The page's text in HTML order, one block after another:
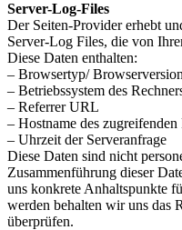
Server-Log-Files
Der Seiten-Provider erhebt
Server-Log Files, die von
Diese Daten enthalten:
– Browsertyp/ Browserversion
– Betriebssystem des
– Referrer URL
– Hostname des zugreifenden
– Uhrzeit der Serveranfrage
Diese Daten sind nicht
Zusammenführung dieser
uns konkrete Anhaltspunkte
werden behalten wir uns das
überprüfen.